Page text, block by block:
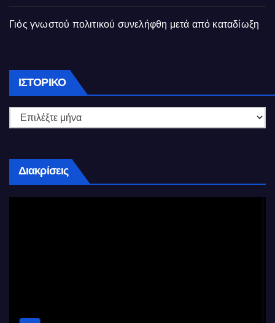
Γιός γνωστού πολιτικού συνελήφθη μετά από καταδίωξη
ΙΣΤΟΡΙΚΌ Ιστορικό
Διακρίσεις